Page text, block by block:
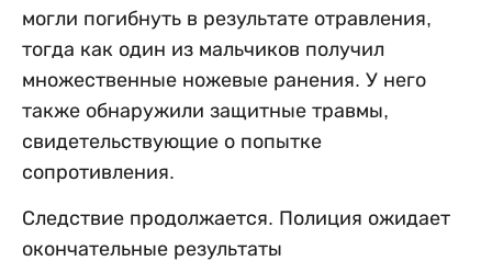
могли погибнуть в результате отравления,
тогда как один из мальчиков получил
множественные ножевые ранения. У него
также обнаружили защитные травмы,
свидетельствующие о попытке
сопротивления.
Следствие продолжается. Полиция ожидает
окончательные результаты